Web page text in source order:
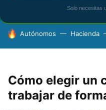
HOY SE HABLA DE
Autónomos Hacienda
Cómo elegir un
trabajar de
Solo necesitas